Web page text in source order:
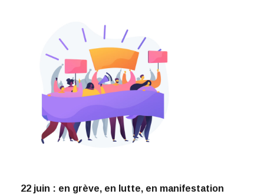
22 juin : en grève, en lutte, en manifestation